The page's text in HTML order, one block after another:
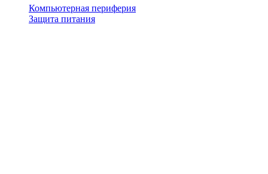
Компьютерная периферия
Защита питания